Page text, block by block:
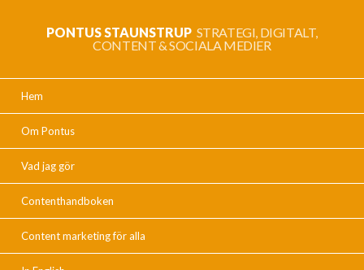
PONTUS STAUNSTRUP STRATEGI, DIGITALT,
CONTENT & SOCIALA MEDIER
Hem
Om Pontus
Vad jag gör
Contenthandboken
Content marketing för alla